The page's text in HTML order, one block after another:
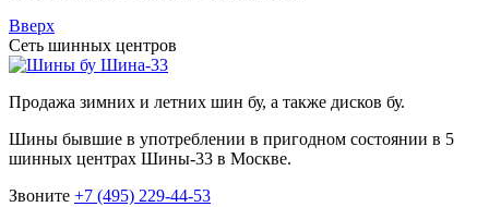
Вверх
Сеть шинных центров
Шина-33
Продажа зимних и летних шин бу, а также дисков бу.
Шины бывшие в употреблении в пригодном состоянии в 5
шинных центрах Шины-33 в Москве.
Звоните +7 (495) 229-44-53